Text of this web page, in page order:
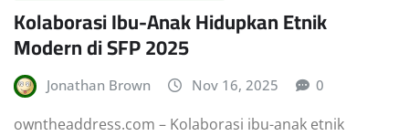
Kolaborasi Ibu-Anak Hidupkan Etnik
Modern di SFP 2025
Jonathan Brown Nov 16, 2025 0
owntheaddress.com – Kolaborasi ibu-anak etnik